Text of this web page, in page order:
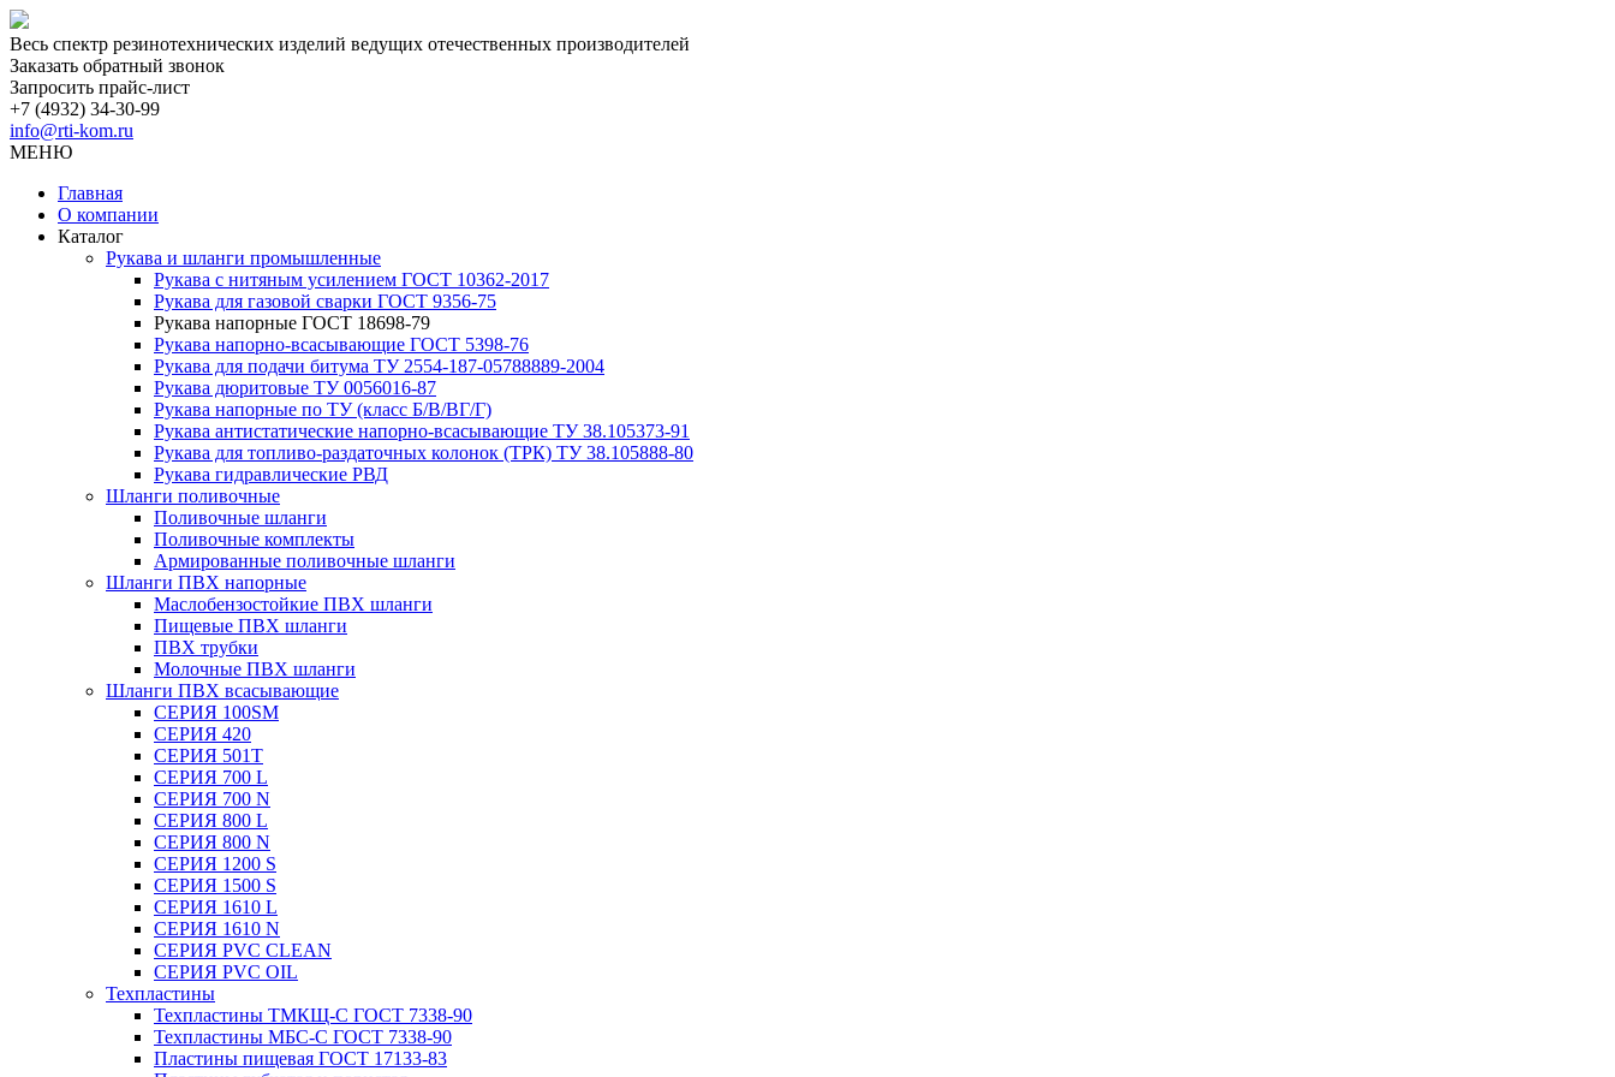
Весь спектр резинотехнических изделий ведущих отечественных производителей
Заказать обратный звонок
Запросить прайс-лист
+7 (4932) 34-30-99
info@rti-kom.ru
МЕНЮ
Главная
О компании
Каталог
Рукава и шланги промышленные
Рукава с нитяным усилением ГОСТ 10362-2017
Рукава для газовой сварки ГОСТ 9356-75
Рукава напорные ГОСТ 18698-79
Рукава нaпорно-всасывающие ГОСТ 5398-76
Рукава для подачи битума ТУ 2554-187-05788889-2004
Рукава дюритовые ТУ 0056016-87
Рукава напорные по ТУ (класс Б/В/ВГ/Г)
Рукава антистатические напорно-всасывающие ТУ 38.105373-91
Рукава для топливо-раздаточных колонок (ТРК) ТУ 38.105888-80
Рукава гидравлические РВД
Шланги поливочные
Поливочные шланги
Поливочные комплекты
Армированные поливочные шланги
Шланги ПВХ напорные
Маслобензостойкие ПВХ шланги
Пищевые ПВХ шланги
ПВХ трубки
Молочные ПВХ шланги
Шланги ПВХ всасывающие
СЕРИЯ 100SM
СЕРИЯ 420
СЕРИЯ 501T
СЕРИЯ 700 L
СЕРИЯ 700 N
СЕРИЯ 800 L
СЕРИЯ 800 N
СЕРИЯ 1200 S
СЕРИЯ 1500 S
СЕРИЯ 1610 L
СЕРИЯ 1610 N
СЕРИЯ PVC CLEAN
СЕРИЯ PVC OIL
Техпластины
Техпластины ТМКЩ-С ГОСТ 7338-90
Техпластины МБС-С ГОСТ 7338-90
Пластины пищевая ГОСТ 17133-83